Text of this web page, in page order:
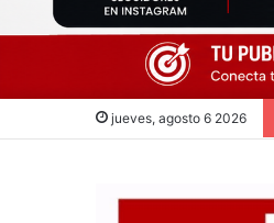
jueves, agosto 6 2026